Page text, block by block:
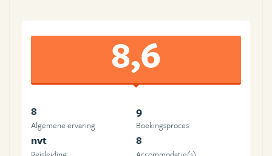
8,6
8
Algemene ervaring
9
Boekingsproces
nvt 8